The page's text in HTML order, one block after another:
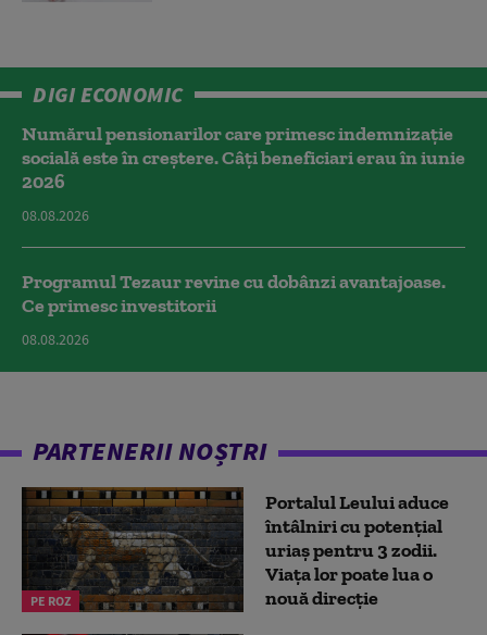
DIGI ECONOMIC
Numărul pensionarilor care primesc indemnizaţie
socială este în creștere. Câți beneficiari erau în iunie
2026
08.08.2026
Programul Tezaur revine cu dobânzi avantajoase.
Ce primesc investitorii
08.08.2026
PARTENERII NOȘTRI
PE ROZ
Portalul Leului aduce
întâlniri cu potențial
uriaș pentru 3 zodii.
Viața lor poate lua o
nouă direcție